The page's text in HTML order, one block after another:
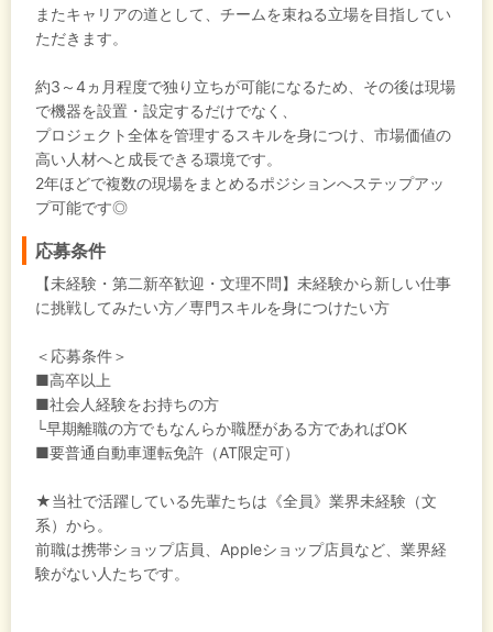
またキャリアの道として、チームを束ねる立場を目指してい
ただきます。
約3～4ヵ月程度で独り立ちが可能になるため、その後は現場
で機器を設置・設定するだけでなく、
プロジェクト全体を管理するスキルを身につけ、市場価値の
高い人材へと成長できる環境です。
2年ほどで複数の現場をまとめるポジションへステップアッ
プ可能です◎
応募条件
【未経験・第二新卒歓迎・文理不問】未経験から新しい仕事
に挑戦してみたい方／専門スキルを身につけたい方
＜応募条件＞
■高卒以上
■社会人経験をお持ちの方
└早期離職の方でもなんらか職歴がある方であればOK
■要普通自動車運転免許（AT限定可）
★当社で活躍している先輩たちは《全員》業界未経験（文
系）から。
前職は携帯ショップ店員、Appleショップ店員など、業界経
験がない人たちです。